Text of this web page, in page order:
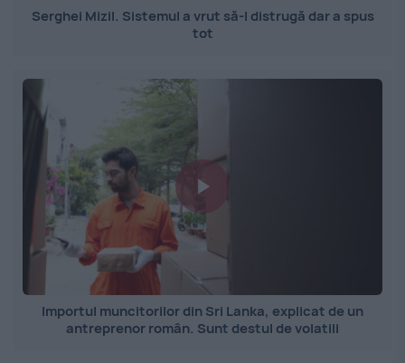
Serghei Mizil. Sistemul a vrut să-l distrugă dar a spus
tot
Importul muncitorilor din Sri Lanka, explicat de un
antreprenor român. Sunt destul de volatili